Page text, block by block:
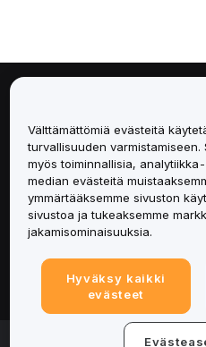
Palvelut
Tuki
Tuotteet
Lakiasiat
© 2025-2026 Bybit.eu. Kaikki
Välttämättömiä evästeitä
turvallisuuden varmistamiseen.
myös toiminnallisia,
median evästeitä
ymmärtääksemme sivuston
sivustoa ja tukeaksemme
jakamisominaisuuksia.
Hyväksy kaikki
evästeet